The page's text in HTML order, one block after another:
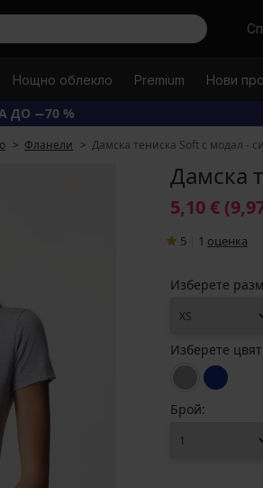
Търси
Нощно облекло Premium Нови
ДО −70 %
Фланели Дамска тениска Soft с модал -
Дамска
5,10 €
5 1 oценка
Изберете
Изберете
Брой: